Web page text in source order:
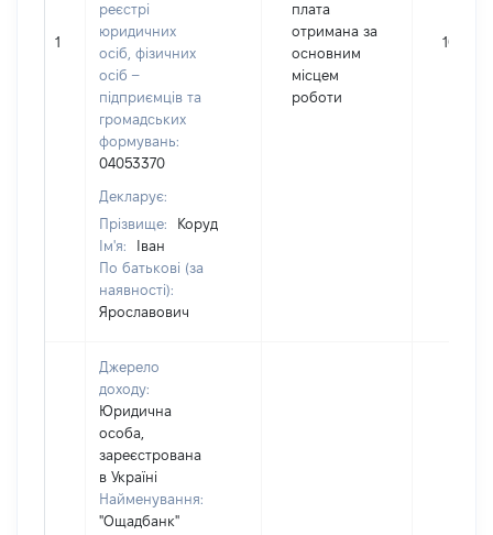
1
реєстрі
юридичних
осіб, фізичних
осіб –
підприємців та
громадських
формувань:
04053370
Декларує:
Прізвище:
Коруд
Ім'я:
Іван
По батькові (за
наявності):
Ярославович
плата
отримана за
основним
місцем
роботи
109897
Джерело
доходу:
Юридична
особа,
зареєстрована
в Україні
Найменування:
"Ощадбанк"